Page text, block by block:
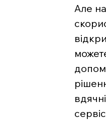
Але